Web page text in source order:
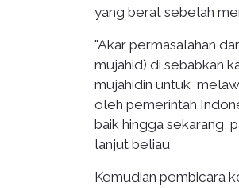
yang berat sebelah
"Akar permasalahan
mujahid) di sebabkan
mujahidin untuk
oleh pemerintah
baik hingga sekarang,
lanjut beliau
Kemudian pembicara